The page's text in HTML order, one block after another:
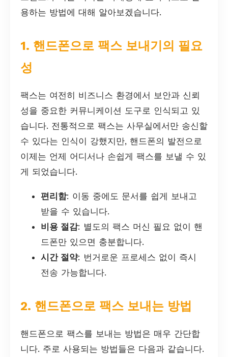
용하는 방법에 대해 알아보겠습니다.
1. 핸드폰으로 팩스 보내기의 필요
성
팩스는 여전히 비즈니스 환경에서 보안과 신뢰
성을 중요한 커뮤니케이션 도구로 인식되고 있
습니다. 전통적으로 팩스는 사무실에서만 송신할
수 있다는 인식이 강했지만, 핸드폰의 발전으로
이제는 언제 어디서나 손쉽게 팩스를 보낼 수 있
게 되었습니다.
편리함: 이동 중에도 문서를 쉽게 보내고
받을 수 있습니다.
비용 절감: 별도의 팩스 머신 필요 없이 핸
드폰만 있으면 충분합니다.
시간 절약: 번거로운 프로세스 없이 즉시
전송 가능합니다.
2. 핸드폰으로 팩스 보내는 방법
핸드폰으로 팩스를 보내는 방법은 매우 간단합
니다. 주로 사용되는 방법들은 다음과 같습니다.